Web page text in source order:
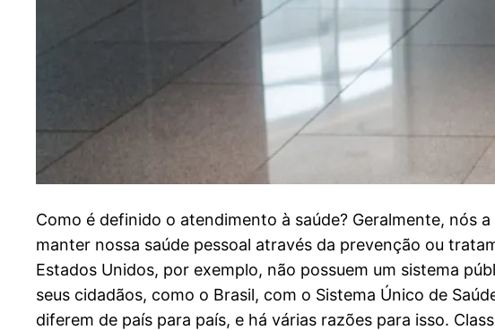
Como é definido o atendimento à saúde? Geralmente, nós
manter nossa saúde pessoal através da prevenção ou
Estados Unidos, por exemplo, não possuem um sistema
seus cidadãos, como o Brasil, com o Sistema Único de
diferem de país para país, e há várias razões para isso.